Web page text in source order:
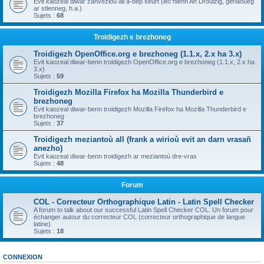
ar stlenneg, h.a.)
Sujets : 68
Troidigezh e brezhoneg
Troidigezh OpenOffice.org e brezhoneg (1.1.x, 2.x ha 3.x)
Evit kaozeal diwar-benn troidigezh OpenOffice.org e brezhoneg (1.1.x, 2.x ha
3.x)
Sujets : 59
Troidigezh Mozilla Firefox ha Mozilla Thunderbird e
brezhoneg
Evit kaozeal diwar-benn troidigezh Mozilla Firefox ha Mozilla Thunderbird e
brezhoneg
Sujets : 37
Troidigezh meziantoù all (frank a wirioù evit an darn vrasañ
anezho)
Evit kaozeal diwar-benn troidigezh ar meziantoù dre-vras
Sujets : 48
Forum
COL - Correcteur Orthographique Latin - Latin Spell Checker
A forum to talk about our successful Latin Spell Checker COL. Un forum pour
échanger autour du correcteur COL (correcteur orthographique de langue
latine).
Sujets : 18
CONNEXION